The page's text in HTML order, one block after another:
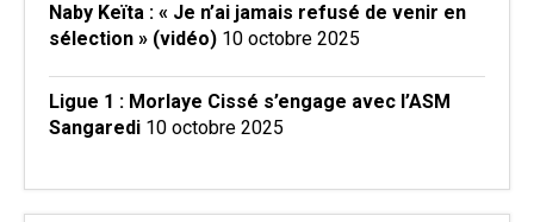
Naby Keïta : « Je n’ai jamais refusé de venir en
sélection » (vidéo) 10 octobre 2025
Ligue 1 : Morlaye Cissé s’engage avec l’ASM
Sangaredi 10 octobre 2025